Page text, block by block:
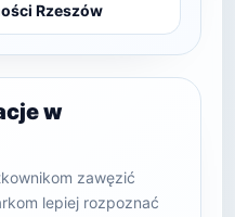
Rzeszów
w
zawęzić
lepiej rozpoznać